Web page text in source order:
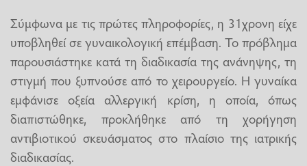
Σύμφωνα με τις πρώτες πληροφορίες, η 31χρονη είχε
υποβληθεί σε γυναικολογική επέμβαση. Το πρόβλημα
παρουσιάστηκε κατά τη διαδικασία της ανάνηψης, τη
στιγμή που ξυπνούσε από το χειρουργείο. Η γυναίκα
εμφάνισε οξεία αλλεργική κρίση, η οποία, όπως
διαπιστώθηκε, προκλήθηκε από τη χορήγηση
αντιβιοτικού σκευάσματος στο πλαίσιο της ιατρικής
διαδικασίας.